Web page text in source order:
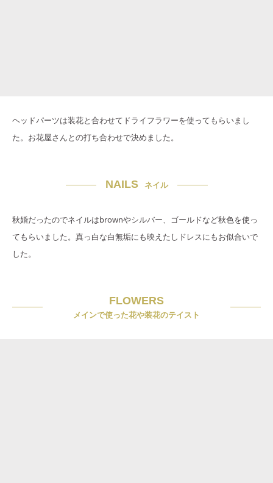
ヘッドパーツは装花と合わせてドライフラワーを使ってもらいまし
た。お花屋さんとの打ち合わせで決めました。
NAILS ネイル
秋婚だったのでネイルはbrownやシルバー、ゴールドなど秋色を使っ
てもらいました。真っ白な白無垢にも映えたしドレスにもお似合いで
した。
FLOWERS
メインで使った花や装花のテイスト